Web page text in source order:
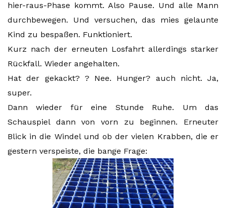
hier-raus-Phase kommt. Also Pause. Und alle Mann
durchbewegen. Und versuchen, das mies gelaunte
Kind zu bespaßen. Funktioniert.
Kurz nach der erneuten Losfahrt allerdings starker
Rückfall. Wieder angehalten.
Hat der gekackt? ? Nee. Hunger? auch nicht. Ja,
super.
Dann wieder für eine Stunde Ruhe. Um das
Schauspiel dann von vorn zu beginnen. Erneuter
Blick in die Windel und ob der vielen Krabben, die er
gestern verspeiste, die bange Frage: